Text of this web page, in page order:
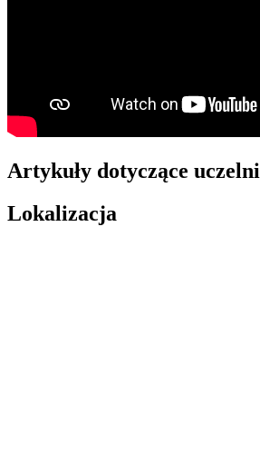
Artykuły dotyczące uczelni
Lokalizacja